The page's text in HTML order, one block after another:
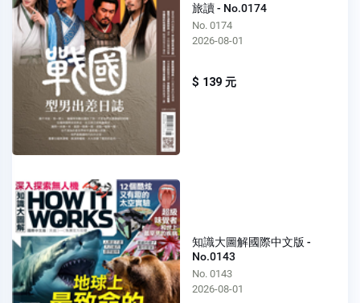
旅讀 - No.0174
No. 0174
2026-08-01
$ 139 元
知識大圖解國際中文版 -
No.0143
No. 0143
2026-08-01